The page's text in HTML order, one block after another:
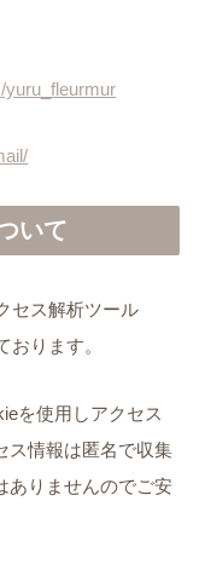
yuru_fleurmur
いて
セス解析ツール
おります。
を使用しアクセス
ス情報は匿名で収集
ありませんのでご安